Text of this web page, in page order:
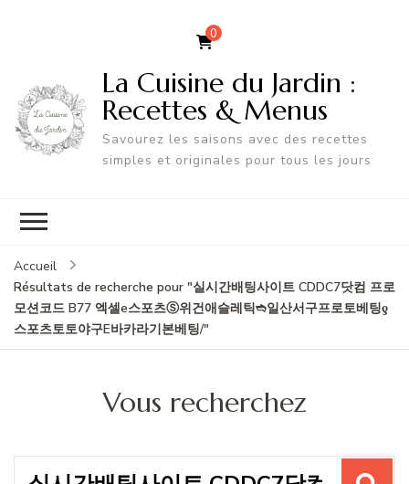
0
La Cuisine du Jardin :
Recettes & Menus
Savourez les saisons avec des recettes
simples et originales pour tous les jours
Accueil
Résultats de recherche pour "실시간배팅사이트 CDDC7닷컴 프로
모션코드 B77 엑셀e스포츠Ⓢ위건애슬레틱➬일산서구프로토베팅ƍ
스포츠토토야구Е바카라기본베팅/"
Vous recherchez